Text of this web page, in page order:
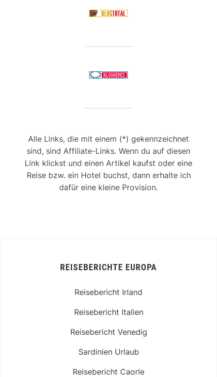
Alle Links, die mit einem (*) gekennzeichnet
sind, sind Affiliate-Links. Wenn du auf diesen
Link klickst und einen Artikel kaufst oder eine
Reise bzw. ein Hotel buchst, dann erhalte ich
dafür eine kleine Provision.
REISEBERICHTE EUROPA
Reisebericht Irland
Reisebericht Italien
Reisebericht Venedig
Sardinien Urlaub
Reisebericht Caorle